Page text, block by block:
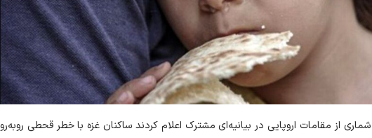
و شماری از مقامات اروپایی در بیانیه‌ای مشترک اعلام کردند ساکنان غزه با خطر قحطی روبه‌رو